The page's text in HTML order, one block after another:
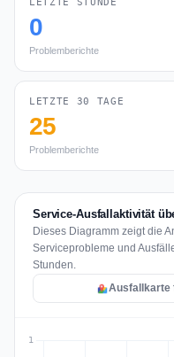
0
Problemberichte
LETZTE 30 TAGE
25
Problemberichte
Service-Ausfallaktivität
Dieses Diagramm zeigt die
Serviceprobleme und
Stunden.
Ausfallkarte